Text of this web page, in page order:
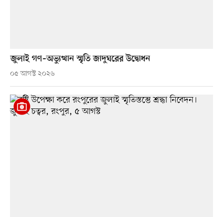
জুলাই গণ–অভ্যুত্থান স্মৃতি জাদুঘরের উদ্বোধন
০৫ আগস্ট ২০২৬